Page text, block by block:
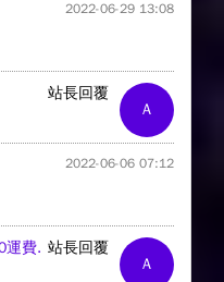
2022-06-29 13:08
A
站長回覆
2022-06-06 07:12
A
站長回覆
運費.